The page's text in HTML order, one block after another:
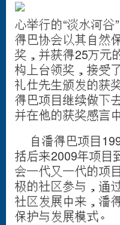
心举行的“淡水河
得巴协会以其自然
奖，并获得25万元
构上台领奖，接受
礼仕先生颁发的获
得巴项目继续做下
并在他的获奖感言
自潘得巴项目
括后来2009年项目
会一代又一代的项
极的社区参与，通
社区发展中来，潘
保护与发展模式。